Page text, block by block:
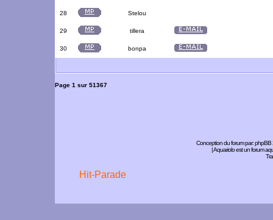
28 Stelou
29 tillera
30 bonpa
Page 1 sur 51367
Conception du forum par:phpBB
| Aquariolo est un forum